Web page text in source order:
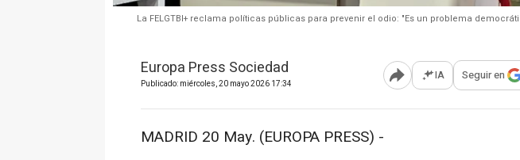
La FELGTBI+ reclama políticas públicas para prevenir el odio: "Es un problema
Europa Press Sociedad
Publicado: miércoles, 20 mayo 2026 17:34 Abrir opciones para
IA Seguir en
MADRID 20 May. (EUROPA PRESS) -